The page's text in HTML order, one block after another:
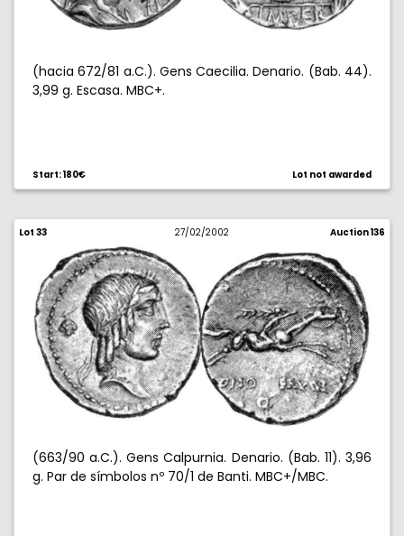
(hacia 672/81 a.C.). Gens Caecilia. Denario. (Bab. 44).
3,99 g. Escasa. MBC+.
Start: 180€ Lot not awarded
Lot 33 27/02/2002 Auction 136
(663/90 a.C.). Gens Calpurnia. Denario. (Bab. 11). 3,96
g. Par de símbolos nº 70/1 de Banti. MBC+/MBC.